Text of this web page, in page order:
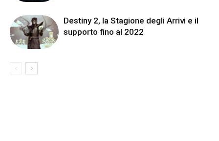
Destiny 2, la Stagione degli Arrivi e il
supporto fino al 2022